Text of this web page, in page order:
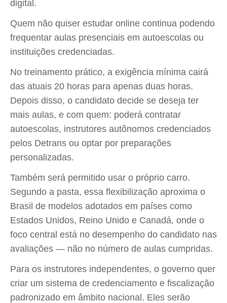
digital.
Quem não quiser estudar online continua podendo
frequentar aulas presenciais em autoescolas ou
instituições credenciadas.
No treinamento prático, a exigência mínima cairá
das atuais 20 horas para apenas duas horas.
Depois disso, o candidato decide se deseja ter
mais aulas, e com quem: poderá contratar
autoescolas, instrutores autônomos credenciados
pelos Detrans ou optar por preparações
personalizadas.
Também será permitido usar o próprio carro.
Segundo a pasta, essa flexibilização aproxima o
Brasil de modelos adotados em países como
Estados Unidos, Reino Unido e Canadá, onde o
foco central está no desempenho do candidato nas
avaliações — não no número de aulas cumpridas.
Para os instrutores independentes, o governo quer
criar um sistema de credenciamento e fiscalização
padronizado em âmbito nacional. Eles serão